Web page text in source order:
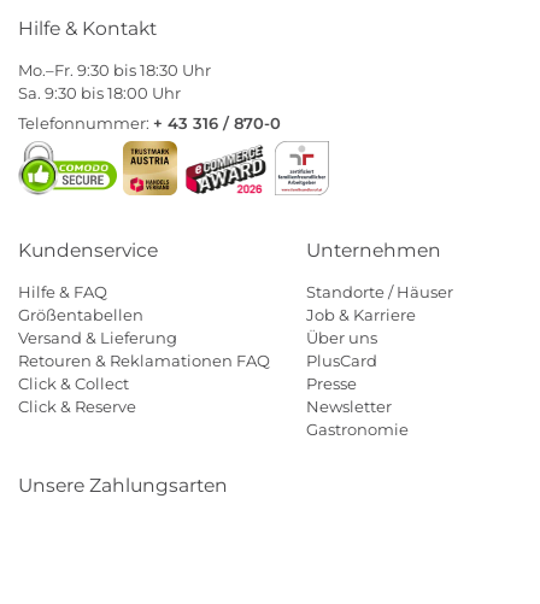
Hilfe & Kontakt
Mo.–Fr. 9:30 bis 18:30 Uhr
Sa. 9:30 bis 18:00 Uhr
Telefonnummer: + 43 316 / 870-0
Kundenservice
Hilfe & FAQ
Größentabellen
Versand & Lieferung
Retouren & Reklamationen FAQ
Click & Collect
Click & Reserve
Unternehmen
Standorte / Häuser
Job & Karriere
Über uns
PlusCard
Presse
Newsletter
Gastronomie
Unsere Zahlungsarten